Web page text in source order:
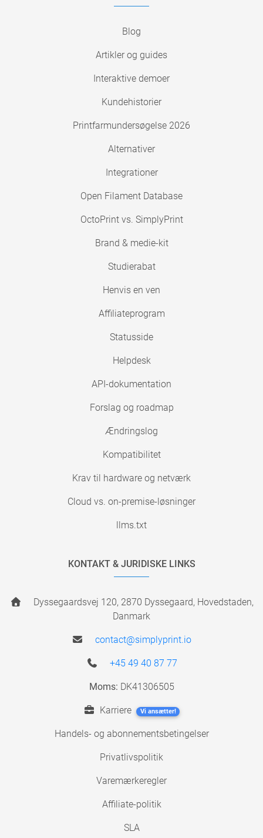
Blog
Artikler og guides
Interaktive demoer
Kundehistorier
Printfarmundersøgelse 2026
Alternativer
Integrationer
Open Filament Database
OctoPrint vs. SimplyPrint
Brand & medie-kit
Studierabat
Henvis en ven
Affiliateprogram
Statusside
Helpdesk
API-dokumentation
Forslag og roadmap
Ændringslog
Kompatibilitet
Krav til hardware og netværk
Cloud vs. on-premise-løsninger
llms.txt
KONTAKT & JURIDISKE LINKS
Dyssegaardsvej 120, 2870 Dyssegaard, Hovedstaden,
Danmark
contact@simplyprint.io
+45 49 40 87 77
Moms: DK41306505
Karriere Vi ansætter!
Handels- og abonnementsbetingelser
Privatlivspolitik
Varemærkeregler
Affiliate-politik
SLA